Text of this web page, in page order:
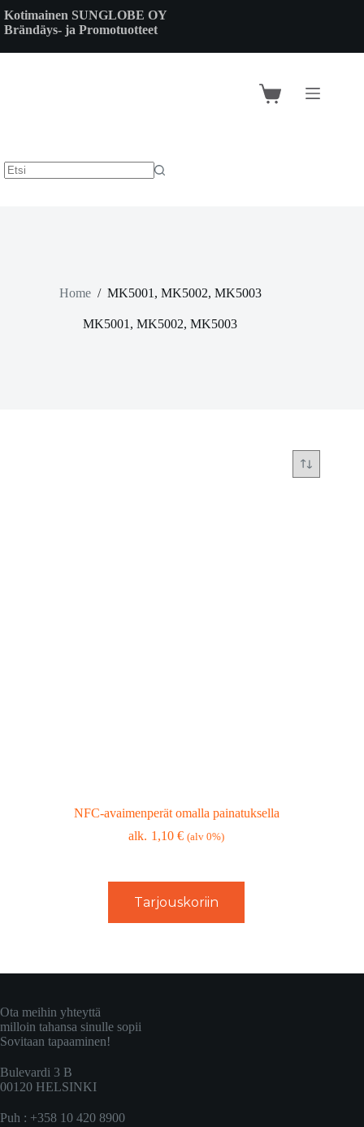
to
content
Kotimainen SUNGLOBE OY
Brändäys- ja Promotuotteet
Shopping
Home / MK5001, MK5002, MK5003
MK5001, MK5002, MK5003
NFC-avaimenperät omalla painatuksella
1,10€ (alv 0%)
Tarjouskoriin
Ota meihin yhteyttä
milloin tahansa sinulle sopii
Sovitaan tapaaminen!
Bulevardi 3 B
00120 HELSINKI
Puh : +358 10 420 8900